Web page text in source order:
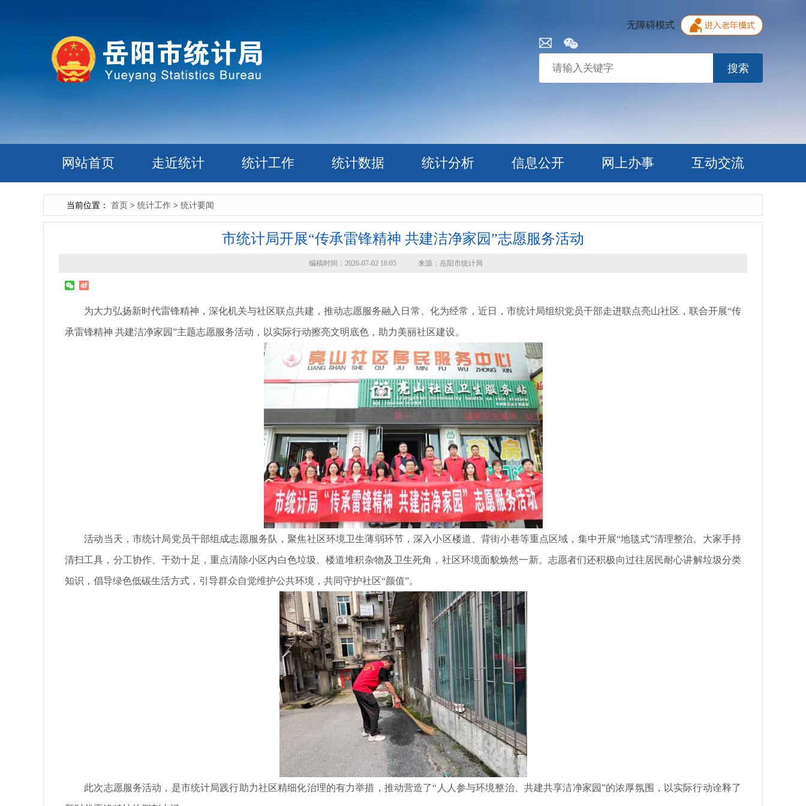
无障碍模式
搜索
网站首页 走近统计 统计工作 统计数据 统计分析 信息公开 网上办事 互动交流
当前位置： 首页 > 统计工作 > 统计要闻
市统计局开展“传承雷锋精神 共建洁净家园”志愿服务活动
编稿时间：2026-07-02 16:05 来源：岳阳市统计局
为大力弘扬新时代雷锋精神，深化机关与社区联点共建，推动志愿服务融入日常、化为经常，近日，市统计局组织党员干部走进联点亮山社区，联合开展“传
承雷锋精神 共建洁净家园”主题志愿服务活动，以实际行动擦亮文明底色，助力美丽社区建设。
活动当天，市统计局党员干部组成志愿服务队，聚焦社区环境卫生薄弱环节，深入小区楼道、背街小巷等重点区域，集中开展“地毯式”清理整治。大家手持
清扫工具，分工协作、干劲十足，重点清除小区内白色垃圾、楼道堆积杂物及卫生死角，社区环境面貌焕然一新。志愿者们还积极向过往居民耐心讲解垃圾分类
知识，倡导绿色低碳生活方式，引导群众自觉维护公共环境，共同守护社区“颜值”。
此次志愿服务活动，是市统计局践行助力社区精细化治理的有力举措，推动营造了“人人参与环境整治、共建共享洁净家园”的浓厚氛围，以实际行动诠释了